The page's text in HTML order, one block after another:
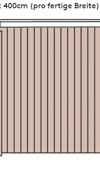
400cm (pro fertige Breite)